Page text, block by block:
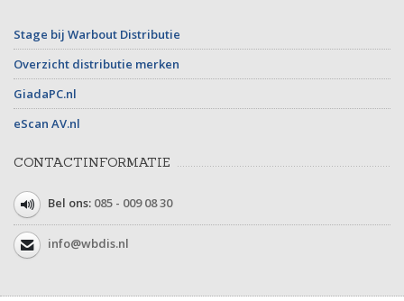
Stage bij Warbout Distributie
Overzicht distributie merken
GiadaPC.nl
eScan AV.nl
CONTACTINFORMATIE
Bel ons: 085 - 009 08 30
info@wbdis.nl